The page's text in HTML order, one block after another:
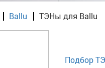
Ballu ТЭНы для Ballu
Подбор